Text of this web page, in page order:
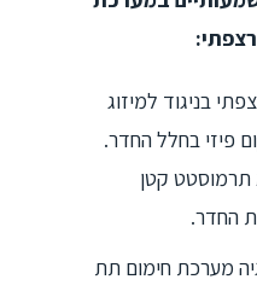
בניגוד למיזוג
פיזי בחלל החדר.
תרמוסטט קטן
החדר.
מערכת חימום תת